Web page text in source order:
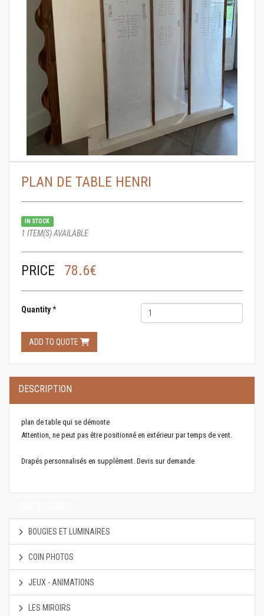
PLAN DE TABLE HENRI
IN STOCK
1 ITEM(S) AVAILABLE
PRICE 78.6€
Quantity*
ADD TO QUOTE
DESCRIPTION
plan de table qui se démonte
Attention, ne peut pas être positionné en extérieur par temps de vent.
Drapés personnalisés en supplément. Devis sur demande
BOUGIES ET LUMINAIRES
COIN PHOTOS
JEUX - ANIMATIONS
LES MIROIRS